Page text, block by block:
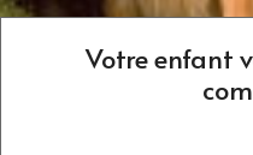
Votre enfant